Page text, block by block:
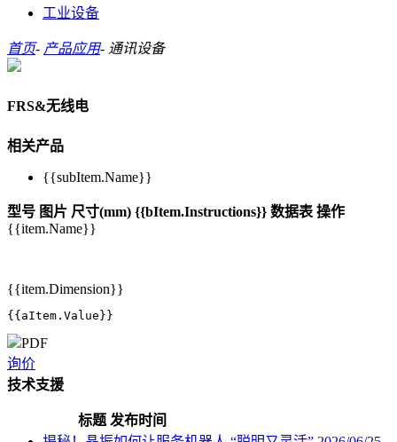
工业设备
首页- 产品应用- 通讯设备
FRS&无线电
相关产品
{{subItem.Name}}
型号 图片 尺寸(mm) {{bItem.Instructions}} 数据表 操作
{{item.Name}}
{{item.Dimension}}
{{aItem.Value}}
PDF
询价
技术支援
标题 发布时间